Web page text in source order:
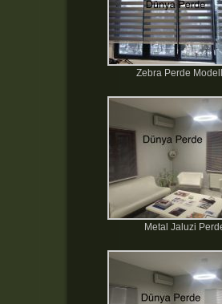
Zebra Perde
Metal Jaluzi